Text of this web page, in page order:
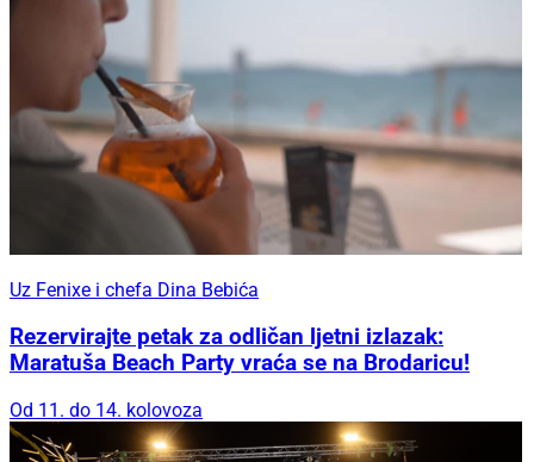
Uz Fenixe i chefa Dina Bebića
Rezervirajte petak za odličan ljetni izlazak:
Maratuša Beach Party vraća se na Brodaricu!
Od 11. do 14. kolovoza